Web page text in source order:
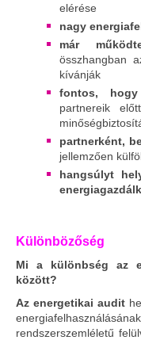
elérése
nagy
már
összhangban
kívánják
fontos, hogy
partnereik
partnerként,
jellemzően
hangsúlyt
Különbözőség
Mi a különbség az
között?
Az energetikai audit
rendszerszemléletű